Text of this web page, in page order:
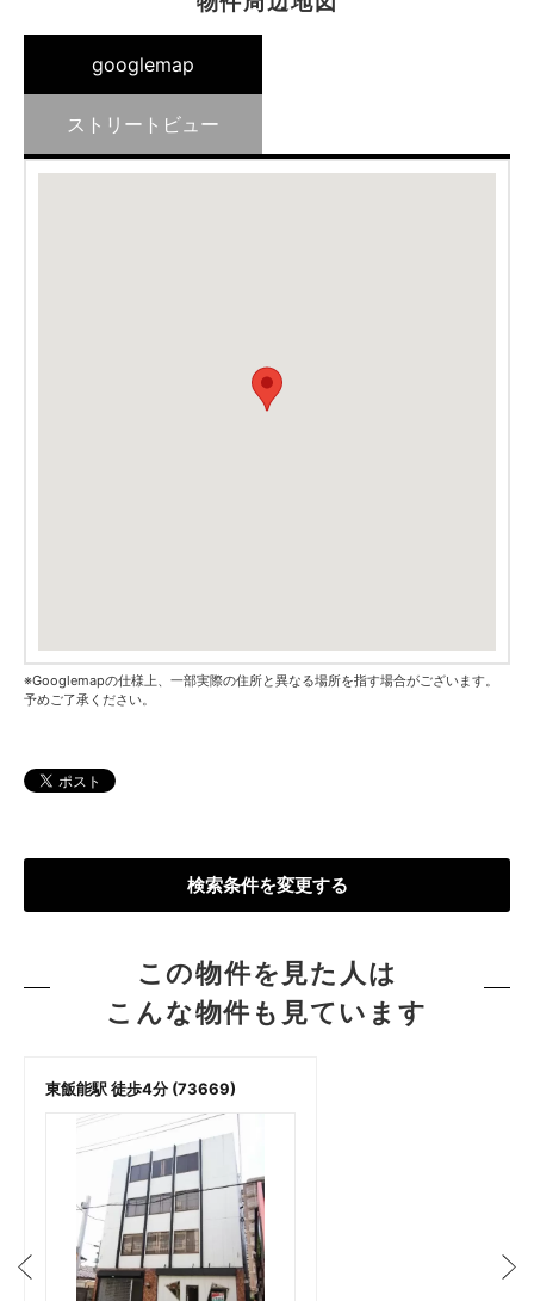
googlemap
ストリートビュー
※Googlemapの仕様上、一部実際の住所と異なる場所を指す場合がございます。
予めご了承ください。
検索条件を変更する
この物件を見た人は
こんな物件も見ています
東飯能駅 徒歩4分 (73669)